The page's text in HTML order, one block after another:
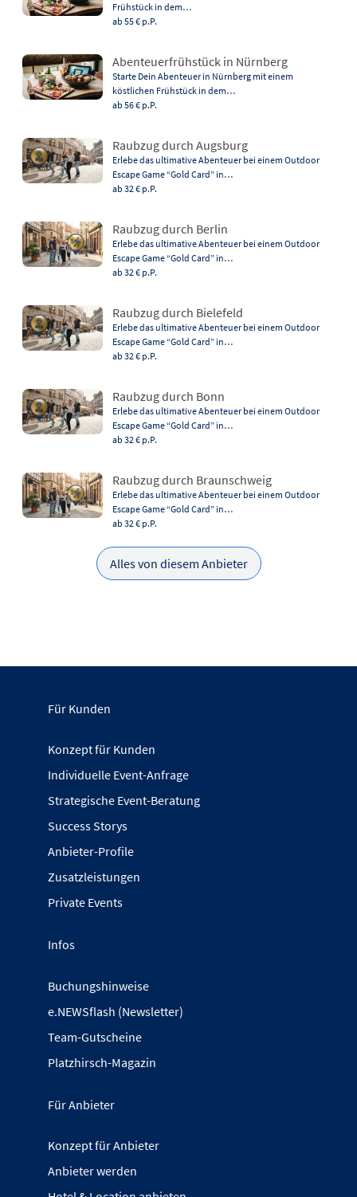
Frühstück in dem…
ab 55 € p.P.
Abenteuerfrühstück in Nürnberg
Starte Dein Abenteuer in Nürnberg mit einem
köstlichen Frühstück in dem…
ab 56 € p.P.
Raubzug durch Augsburg
Erlebe das ultimative Abenteuer bei einem Outdoor
Escape Game “Gold Card” in…
ab 32 € p.P.
Raubzug durch Berlin
Erlebe das ultimative Abenteuer bei einem Outdoor
Escape Game “Gold Card” in…
ab 32 € p.P.
Raubzug durch Bielefeld
Erlebe das ultimative Abenteuer bei einem Outdoor
Escape Game “Gold Card” in…
ab 32 € p.P.
Raubzug durch Bonn
Erlebe das ultimative Abenteuer bei einem Outdoor
Escape Game “Gold Card” in…
ab 32 € p.P.
Raubzug durch Braunschweig
Erlebe das ultimative Abenteuer bei einem Outdoor
Escape Game “Gold Card” in…
ab 32 € p.P.
Alles von diesem Anbieter
Für Kunden
Konzept für Kunden
Individuelle Event-Anfrage
Strategische Event-Beratung
Success Storys
Anbieter-Profile
Zusatzleistungen
Private Events
Infos
Buchungshinweise
e.NEWSflash (Newsletter)
Team-Gutscheine
Platzhirsch-Magazin
Für Anbieter
Konzept für Anbieter
Anbieter werden